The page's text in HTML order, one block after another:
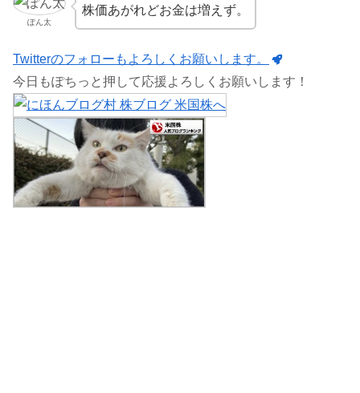
ぽん太
株価あがれどお金は増えず。
Twitterのフォローもよろしくお願いします。
今日もぽちっと押して応援よろしくお願いします！